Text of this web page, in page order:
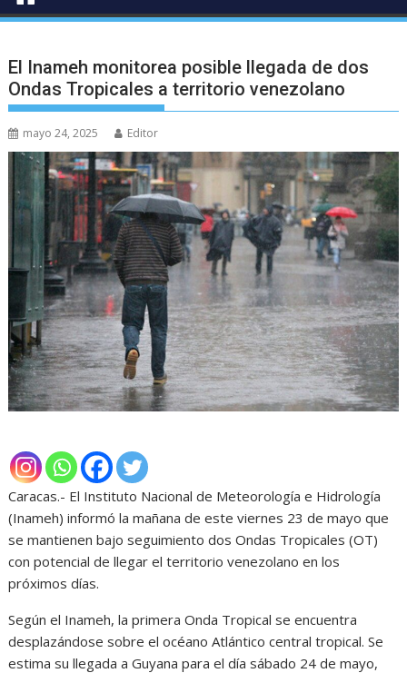
El Inameh monitorea posible llegada de dos
Ondas Tropicales a territorio venezolano
mayo 24, 2025 Editor
Caracas.- El Instituto Nacional de Meteorología e Hidrología
(Inameh) informó la mañana de este viernes 23 de mayo que
se mantienen bajo seguimiento dos Ondas Tropicales (OT)
con potencial de llegar el territorio venezolano en los
próximos días.
Según el Inameh, la primera Onda Tropical se encuentra
desplazándose sobre el océano Atlántico central tropical. Se
estima su llegada a Guyana para el día sábado 24 de mayo,